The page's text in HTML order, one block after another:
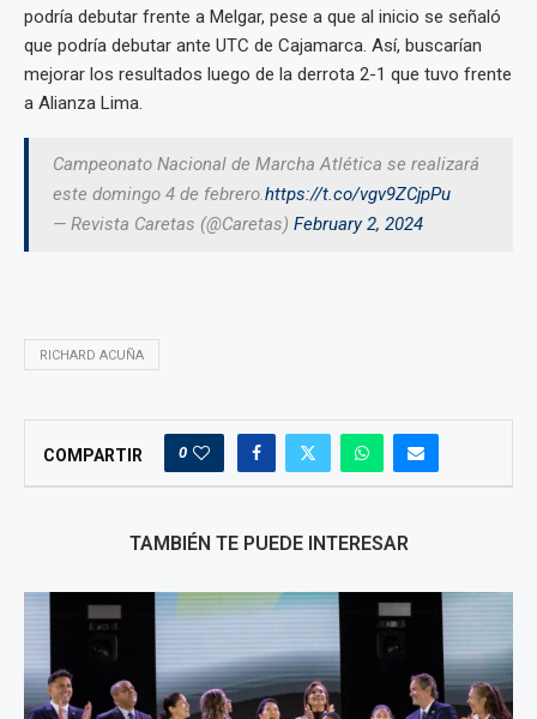
podría debutar frente a Melgar, pese a que al inicio se señaló
que podría debutar ante UTC de Cajamarca. Así, buscarían
mejorar los resultados luego de la derrota 2-1 que tuvo frente
a Alianza Lima.
Campeonato Nacional de Marcha Atlética se realizará
este domingo 4 de febrero.https://t.co/vgv9ZCjpPu
— Revista Caretas (@Caretas) February 2, 2024
RICHARD ACUÑA
COMPARTIR 0
TAMBIÉN TE PUEDE INTERESAR